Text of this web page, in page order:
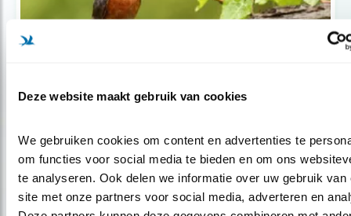
Deze website maakt gebruik van cookies
We gebruiken cookies om content en advertenties te
om functies voor social media te bieden en om ons
te analyseren. Ook delen we informatie over uw gebruik van
site met onze partners voor social media, adverteren en
Tip
Zwarte roodstaart vs. gekraagde
roodstaa..